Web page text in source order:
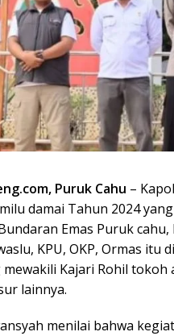
Puruk Cahu –
damai Tahun 2024
Emas Puruk
KPU, OKP, Ormas
Kajari Rohil tokoh
lainnya.
menilai bahwa